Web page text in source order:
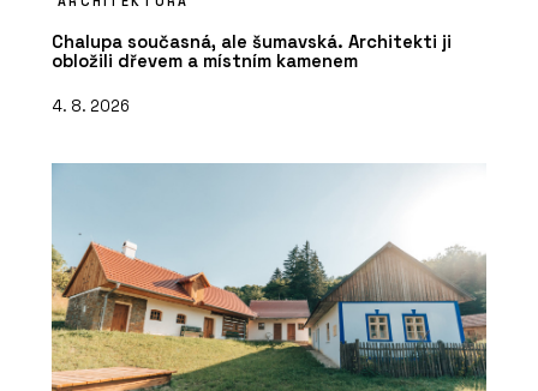
Chalupa současná, ale šumavská. Architekti ji
obložili dřevem a místním kamenem
4. 8. 2026